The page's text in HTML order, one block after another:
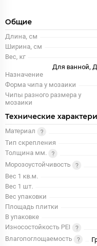
Общие
Длина, см
Ширина, см
Вес, кг
Назначение
Для ванной,
Форма чипа у мозаики
Чипы разного размера у
мозаики
Технические
Материал
Тип скрепления
Толщина мм.
Морозоустойчивость
Вес 1 кв.м.
Вес 1 шт.
Вес упаковки
Площадь плитки
В упаковке
Износостойкость PEI
Влагопоглощаемость